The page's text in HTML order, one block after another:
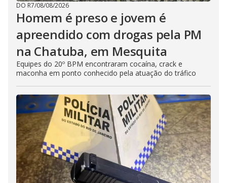
DO R7/08/08/2026
Homem é preso e jovem é
apreendido com drogas pela PM
na Chatuba, em Mesquita
Equipes do 20º BPM encontraram cocaína, crack e
maconha em ponto conhecido pela atuação do tráfico